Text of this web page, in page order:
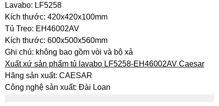
Lavabo: LF5258
Kích thước: 420x420x100mm
Tủ Treo: EH46002AV
Kích thước: 600x500x560mm
Ghi chú: không bao gồm vòi và bộ xả
Xuất xứ sản phẩm tủ lavabo LF5258-EH46002AV Caesar
Hãng sản xuất: CAESAR
Công nghệ sản xuất: Đài Loan